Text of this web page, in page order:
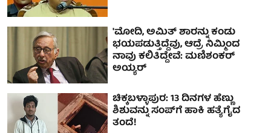
'ಮೋದಿ, ಅಮಿತ್ ಶಾರನ್ನು ಕಂಡು
ಭಯಪಡುತ್ತಿದ್ದೆವು, ಆದ್ರೆ ನಿಮ್ಮಿಂದ
ನಾವು ಕಲಿತಿದ್ದೇವೆ: ಮಣಿಶಂಕರ್
ಅಯ್ಯರ್
ಚಿಕ್ಕಬಳ್ಳಾಪುರ: 13 ದಿನಗಳ ಹೆಣ್ಣು
ಶಿಶುವನ್ನು ಸಂಪ್‌ಗೆ ಹಾಕಿ ಹತ್ಯೆಗೈದ
ತಂದೆ!